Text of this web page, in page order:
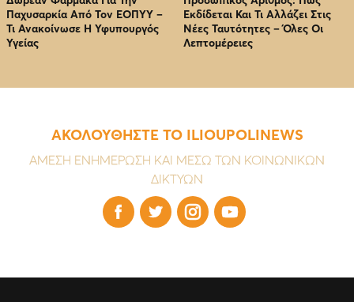
Παχυσαρκία Από Τον EOΠΥΥ –
Τι Ανακοίνωσε Η Υφυπουργός
Υγείας
Εκδίδεται Και Τι Αλλάζει Στις
Νέες Ταυτότητες – Όλες Οι
Λεπτομέρειες
ΑΚΟΛΟΥΘΗΣΤΕ ΤΟ ILIOUPOLINEWS
ΑΜΕΣΗ ΕΝΗΜΕΡΩΣΗ ΚΑΙ ΜΕΣΩ ΤΩΝ ΚΟΙΝΩΝΙΚΩΝ
ΔΙΚΤΥΩΝ
   